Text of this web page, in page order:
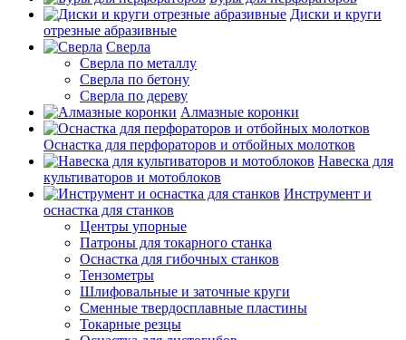
Диски и круги
отрезные абразивные
Сверла
Сверла по металлу
Сверла по бетону
Сверла по дереву
Алмазные коронки
Оснастка для перфораторов и отбойных молотков
Навеска для
культиваторов и мотоблоков
Инструмент и
оснастка для станков
Центры упорные
Патроны для токарного станка
Оснастка для гибочных станков
Тензометры
Шлифовальные и заточные круги
Сменные твердосплавные пластины
Токарные резцы